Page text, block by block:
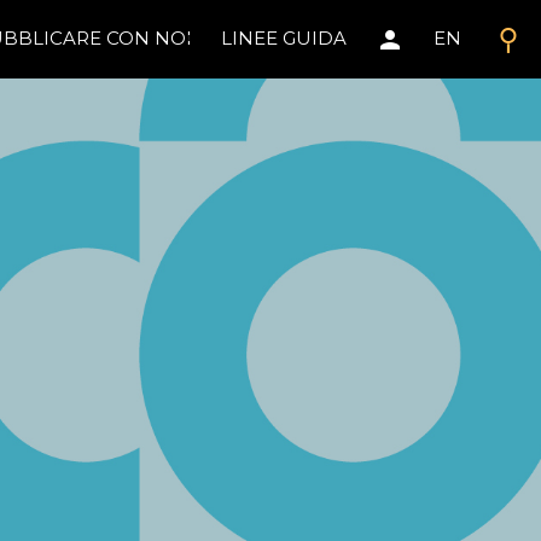
search
CON NOI LINEE GUIDA person EN